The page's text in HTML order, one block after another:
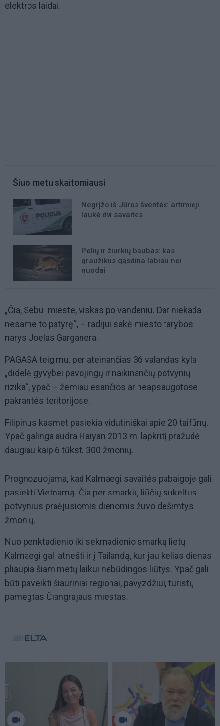
elektros laidai.
Šiuo metu skaitomiausi
Negrįžo iš Jūros šventės: artimieji
laukė dvi savaites
Pelių ir žiurkių baubas: kas
graužikus gąsdina labiau nei
nuodai
„Čia, Sebu mieste, viskas po vandeniu. Dar niekada
nesame to patyrę“, – radijui sakė miesto tarybos
narys Joelas Garganera.
PAGASA teigimu, per ateinančias 36 valandas kyla
„didelė gyvybei pavojingų ir naikinančių potvynių
rizika“, ypač – žemiau esančios ar neapsaugotose
pakrantės teritorijose.
Filipinus kasmet pasiekia vidutiniškai apie 20 taifūnų.
Ypač galinga audra Haiyan 2013 m. lapkritį pražudė
daugiau kaip 6 tūkst. 300 žmonių.
Prognozuojama, kad Kalmaegi savaitės pabaigoje gali
pasiekti Vietnamą. Čia per smarkių liūčių sukeltus
potvynius praėjusiomis dienomis žuvo dešimtys
žmonių.
Nuo penktadienio iki sekmadienio smarkų lietų
Kalmaegi gali atnešti ir į Tailandą, kur jau kelias dienas
pliaupia šiam metų laikui nebūdingos liūtys. Ypač gali
būti paveikti šiauriniai regionai, pavyzdžiui, turistų
pamėgtas Čiangrajaus miestas.